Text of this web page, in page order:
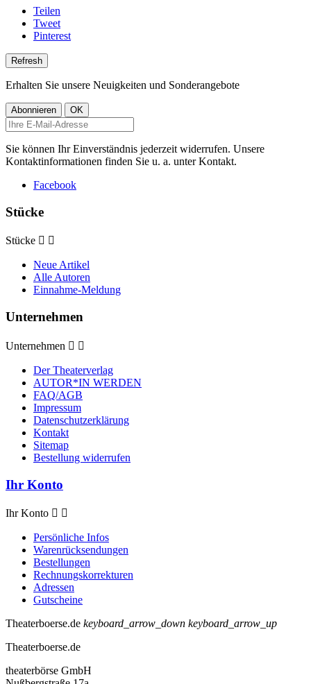
Teilen
Tweet
Pinterest
Erhalten Sie unsere Neuigkeiten und Sonderangebote
Sie können Ihr Einverständnis jederzeit widerrufen. Unsere
Kontaktinformationen finden Sie u. a. unter Kontakt.
Facebook
Stücke
Stücke  
Neue Artikel
Alle Autoren
Einnahme-Meldung
Unternehmen
Unternehmen  
Der Theaterverlag
AUTOR*IN WERDEN
FAQ/AGB
Impressum
Datenschutzerklärung
Kontakt
Sitemap
Bestellung widerrufen
Ihr Konto
Ihr Konto  
Persönliche Infos
Warenrücksendungen
Bestellungen
Rechnungskorrekturen
Adressen
Gutscheine
Theaterboerse.de keyboard_arrow_down keyboard_arrow_up
Theaterboerse.de
theaterbörse GmbH